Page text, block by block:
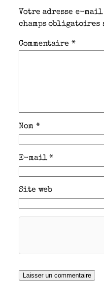
Votre adresse e-
champs
Commentaire *
Nom *
E-mail*
Site web